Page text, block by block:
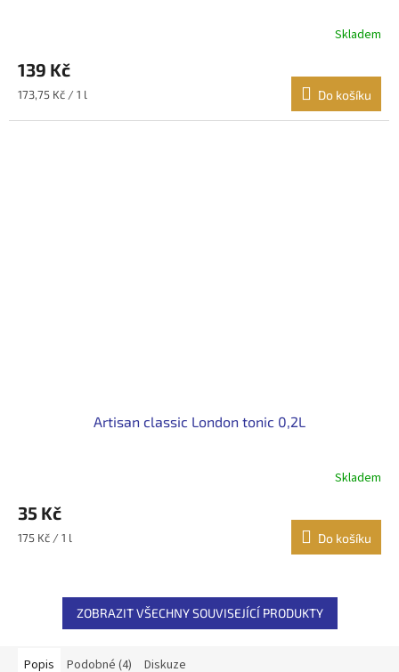
produktu
je
5,0
z
Skladem
139 Kč
Měrná
173,75 Kč / 1 l Do košíku
Artisan classic London tonic 0,2L
Skladem
35 Kč
Měrná
175 Kč / 1 l Do košíku
ZOBRAZIT VŠECHNY SOUVISEJÍCÍ PRODUKTY
Popis Podobné (4) Diskuze